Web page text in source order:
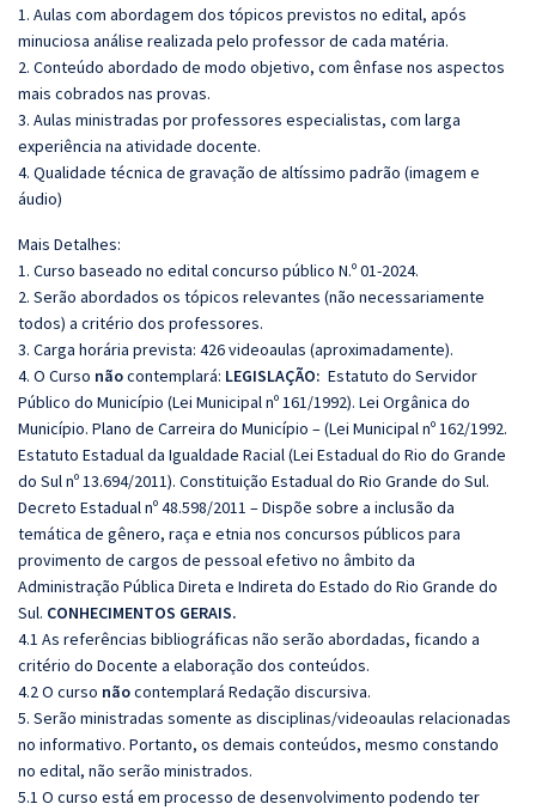
1. Aulas com abordagem dos tópicos previstos no edital, após
minuciosa análise realizada pelo professor de cada matéria.
2. Conteúdo abordado de modo objetivo, com ênfase nos aspectos
mais cobrados nas provas.
3. Aulas ministradas por professores especialistas, com larga
experiência na atividade docente.
4. Qualidade técnica de gravação de altíssimo padrão (imagem e
áudio)
Mais Detalhes:
1. Curso baseado no edital concurso público N.º 01-2024.
2. Serão abordados os tópicos relevantes (não necessariamente
todos) a critério dos professores.
3. Carga horária prevista: 426 videoaulas (aproximadamente).
4. O Curso nãocontemplará: LEGISLAÇÃO: Estatuto do Servidor
Público do Município (Lei Municipal nº 161/1992). Lei Orgânica do
Município. Plano de Carreira do Município – (Lei Municipal nº 162/1992.
Estatuto Estadual da Igualdade Racial (Lei Estadual do Rio do Grande
do Sul nº 13.694/2011). Constituição Estadual do Rio Grande do Sul.
Decreto Estadual nº 48.598/2011 – Dispõe sobre a inclusão da
temática de gênero, raça e etnia nos concursos públicos para
provimento de cargos de pessoal efetivo no âmbito da
Administração Pública Direta e Indireta do Estado do Rio Grande do
Sul. CONHECIMENTOS GERAIS.
4.1 As referências bibliográficas não serão abordadas, ficando a
critério do Docente a elaboração dos conteúdos.
4.2 O curso nãocontemplará Redação discursiva.
5. Serão ministradas somente as disciplinas/videoaulas relacionadas
no informativo. Portanto, os demais conteúdos, mesmo constando
no edital, não serão ministrados.
5.1 O curso está em processo de desenvolvimento podendo ter